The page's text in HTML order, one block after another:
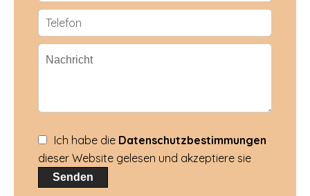
Ich habe die Datenschutzbestimmungen
dieser Website gelesen und akzeptiere sie
Senden